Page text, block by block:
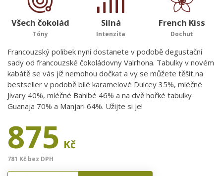
Všech čokolád
Tóny
Silná
Intenzita
French Kiss
Dochuť
Francouzský polibek nyní dostanete v podobě degustační
sady od francouzské čokoládovny Valrhona. Tabulky v novém
kabátě se vás již nemohou dočkat a vy se můžete těšit na
bestseller v podobě bílé karamelové Dulcey 35%, mléčné
Jivary 40%, mléčné Bahibé 46% a na dvě hořké tabulky
Guanaja 70% a Manjari 64%. Užijte si je!
875 Kč
781 Kč bez DPH